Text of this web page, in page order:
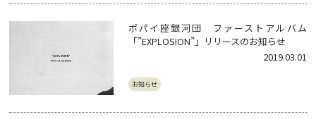
ポパイ座銀河団 ファーストアルバム
「”EXPLOSION”」リリースのお知らせ
2019.03.01
お知らせ